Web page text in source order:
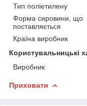
Тип поліетилену
Форма сировини, що
поставляється
Країна виробник
Користувальницькі
Виробник
Приховати